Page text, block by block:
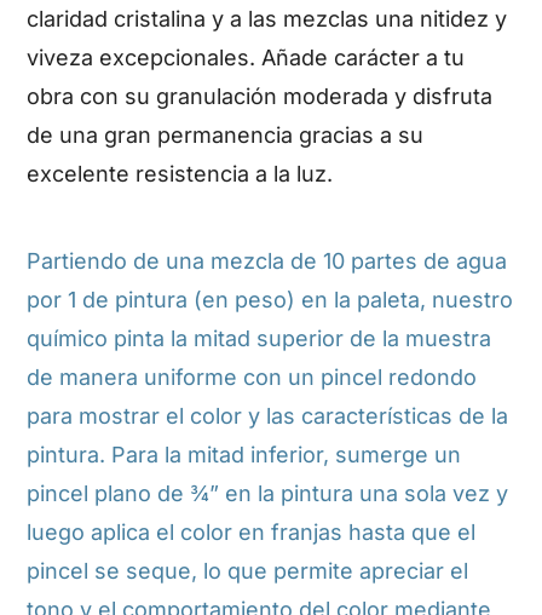
claridad cristalina y a las mezclas una nitidez y
viveza excepcionales. Añade carácter a tu
obra con su granulación moderada y disfruta
de una gran permanencia gracias a su
excelente resistencia a la luz.
Partiendo de una mezcla de 10 partes de agua
por 1 de pintura (en peso) en la paleta, nuestro
químico pinta la mitad superior de la muestra
de manera uniforme con un pincel redondo
para mostrar el color y las características de la
pintura. Para la mitad inferior, sumerge un
pincel plano de ¾” en la pintura una sola vez y
luego aplica el color en franjas hasta que el
pincel se seque, lo que permite apreciar el
tono y el comportamiento del color mediante